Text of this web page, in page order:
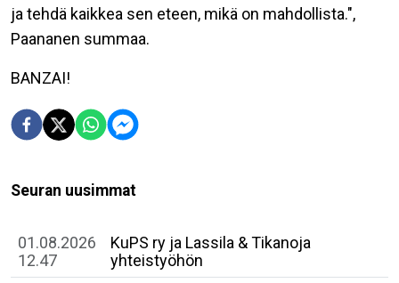
ja tehdä kaikkea sen eteen, mikä on mahdollista.",
Paananen summaa.
BANZAI!
Seuran uusimmat
01.08.2026
12.47
KuPS ry ja Lassila & Tikanoja
yhteistyöhön